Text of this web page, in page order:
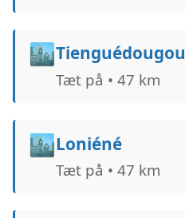
🏙️Tienguédougou
Tæt på • 47 km
🏙️Loniéné
Tæt på • 47 km